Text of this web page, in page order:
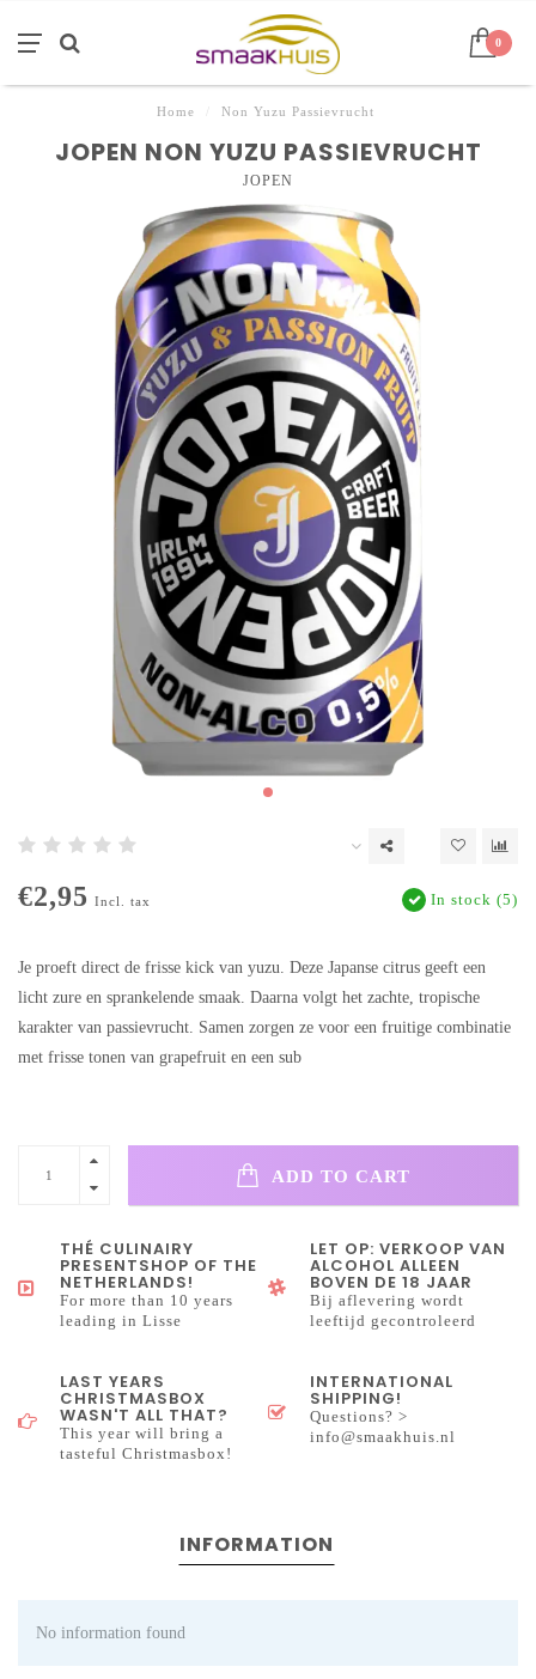
0
Home Non Yuzu Passievrucht
JOPEN NON YUZU PASSIEVRUCHT
JOPEN
€2,95 Incl. tax In stock (5)
Je proeft direct de frisse kick van yuzu. Deze Japanse citrus geeft een
licht zure en sprankelende smaak. Daarna volgt het zachte, tropische
karakter van passievrucht. Samen zorgen ze voor een fruitige combinatie
met frisse tonen van grapefruit en een sub
ADD TO CART
THÉ CULINAIRY
PRESENTSHOP OF THE
NETHERLANDS!
For more than 10 years
leading in Lisse
LET OP: VERKOOP VAN
ALCOHOL ALLEEN
BOVEN DE 18 JAAR
Bij aflevering wordt
leeftijd gecontroleerd
LAST YEARS
CHRISTMASBOX
WASN'T ALL THAT?
This year will bring a
tasteful Christmasbox!
INTERNATIONAL
SHIPPING!
Questions? >
info@smaakhuis.nl
INFORMATION
No information found